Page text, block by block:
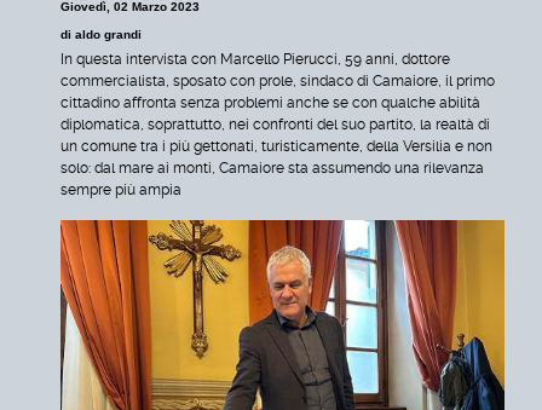
Giovedì, 02 Marzo 2023
di aldo grandi
In questa intervista con Marcello Pierucci, 59 anni, dottore
commercialista, sposato con prole, sindaco di Camaiore, il primo
cittadino affronta senza problemi anche se con qualche abilità
diplomatica, soprattutto, nei confronti del suo partito, la realtà di
un comune tra i più gettonati, turisticamente, della Versilia e non
solo: dal mare ai monti, Camaiore sta assumendo una rilevanza
sempre più ampia